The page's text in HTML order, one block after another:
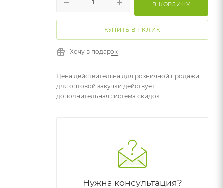
В КОРЗИНУ
КУПИТЬ В 1 КЛИК
Хочу в подарок
Цена действительна для розничной продажи,
для оптовой закупки действует
дополнительная система скидок
Нужна консультация?